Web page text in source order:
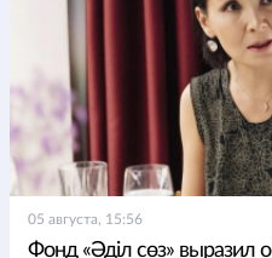
05 августа, 15:56
Фонд «Әділ сөз» выразил